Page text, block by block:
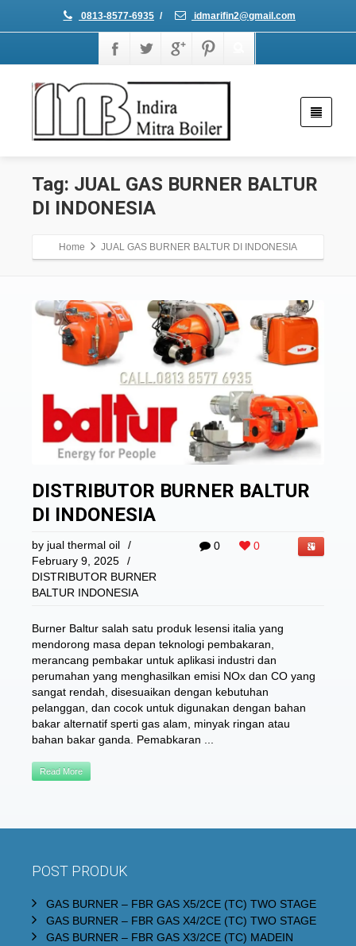
0813-8577-6935 / idmarifin2@gmail.com
Tag: JUAL GAS BURNER BALTUR
DI INDONESIA
Home JUAL GAS BURNER BALTUR DI INDONESIA
DISTRIBUTOR BURNER BALTUR
DI INDONESIA
0 0
by jual thermal oil
/
February 9, 2025
/
DISTRIBUTOR BURNER
BALTUR INDONESIA
Burner Baltur salah satu produk lesensi italia yang
mendorong masa depan teknologi pembakaran,
merancang pembakar untuk aplikasi industri dan
perumahan yang menghasilkan emisi NOx dan CO yang
sangat rendah, disesuaikan dengan kebutuhan
pelanggan, dan cocok untuk digunakan dengan bahan
bakar alternatif sperti gas alam, minyak ringan atau
bahan bakar ganda. Pemabkaran ...
Read More
POST PRODUK
GAS BURNER – FBR GAS X5/2CE (TC) TWO STAGE
GAS BURNER – FBR GAS X4/2CE (TC) TWO STAGE
GAS BURNER – FBR GAS X3/2CE (TC) MADEIN